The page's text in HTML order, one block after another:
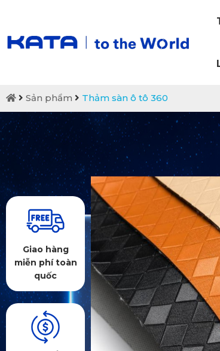
Sản phẩm Thảm sàn ô tô 360
Giao hàng
miễn phí toàn
quốc